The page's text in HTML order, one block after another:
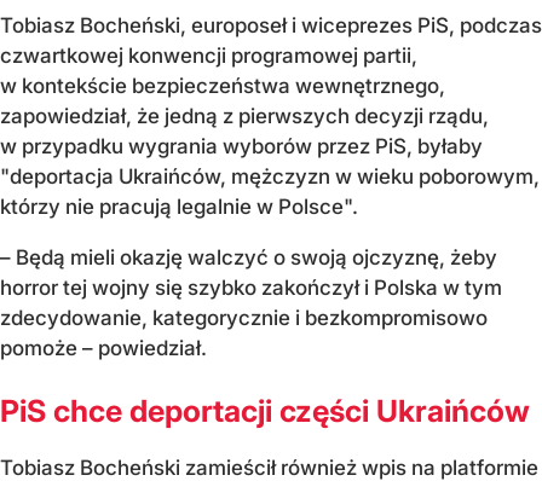
Tobiasz Bocheński, europoseł i wiceprezes PiS, podczas
czwartkowej konwencji programowej partii,
w kontekście bezpieczeństwa wewnętrznego,
zapowiedział, że jedną z pierwszych decyzji rządu,
w przypadku wygrania wyborów przez PiS, byłaby
"deportacja Ukraińców, mężczyzn w wieku poborowym,
którzy nie pracują legalnie w Polsce".
– Będą mieli okazję walczyć o swoją ojczyznę, żeby
horror tej wojny się szybko zakończył i Polska w tym
zdecydowanie, kategorycznie i bezkompromisowo
pomoże – powiedział.
PiS chce deportacji części Ukraińców
Tobiasz Bocheński zamieścił również wpis na platformie